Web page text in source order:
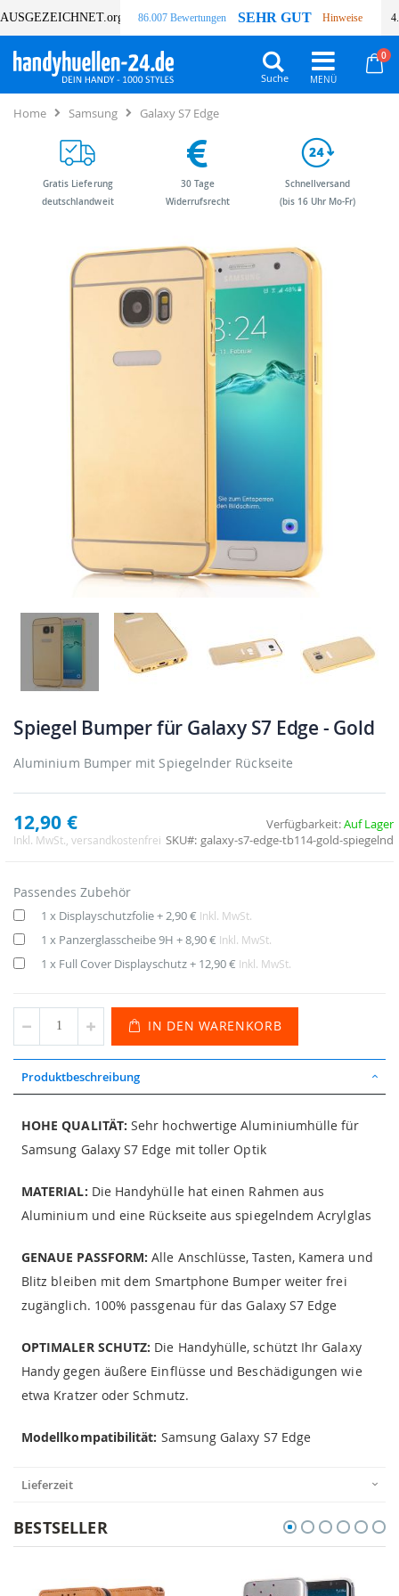
AUSGEZEICHNET.org 86.007 Bewertungen SEHR GUT Hinweise
0
Suche
Home Samsung Galaxy S7 Edge
Bildergalerie
Bildergalerie
Spiegel Bumper für Galaxy S7 Edge - Gold
Aluminium Bumper mit Spiegelnder Rückseite
12,90 €
Inkl. MwSt. , versandkostenfrei
Verfügbarkeit:Auf Lager
SKU
galaxy-s7-edge-tb114-gold-spiegelnd
Passendes Zubehör
1 x Displayschutzfolie+ 2,90 € Inkl. MwSt.
1 x Panzerglasscheibe 9H +8,90 € Inkl. MwSt.
1 x Full Cover Displayschutz+ 12,90 € Inkl. MwSt.
IN DEN WARENKORB
Produktbeschreibung
HOHE QUALITÄT: Sehr hochwertige Aluminiumhülle für
Samsung Galaxy S7 Edge mit toller Optik
MATERIAL: Die Handyhülle hat einen Rahmen aus
Aluminium und eine Rückseite aus spiegelndem Acrylglas
GENAUE PASSFORM: Alle Anschlüsse, Tasten, Kamera und
Blitz bleiben mit dem Smartphone Bumper weiter frei
zugänglich. 100% passgenau für das Galaxy S7 Edge
OPTIMALER SCHUTZ: Die Handyhülle, schützt Ihr Galaxy
Handy gegen äußere Einflüsse und Beschädigungen wie
etwa Kratzer oder Schmutz.
Modellkompatibilität: Samsung Galaxy S7 Edge
Lieferzeit
BESTSELLER
Gratis Lieferung
deutschlandweit
30 Tage
Widerrufsrecht
Schnellversand
(bis 16 Uhr Mo-Fr)